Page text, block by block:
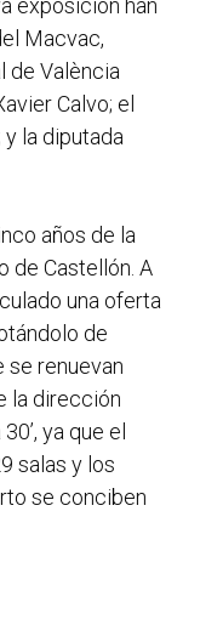
Macvac,
de València
Calvo; el
la diputada
años de la
de Castellón. A
una oferta
de
renuevan
la dirección
ya que el
salas y los
se conciben